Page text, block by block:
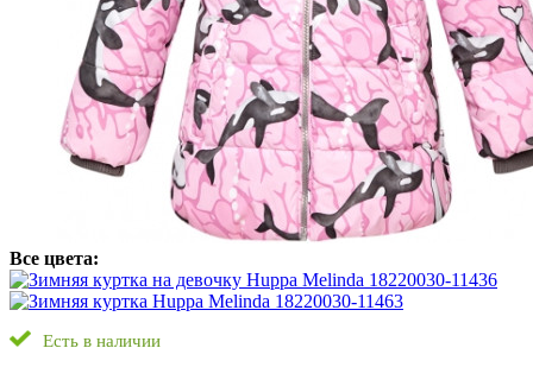
Все цвета:
Есть в наличии